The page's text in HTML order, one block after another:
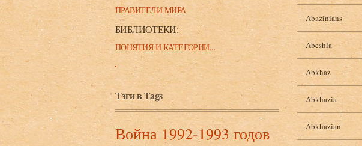
ПРАВИТЕЛИ МИРА
БИБЛИОТЕКИ:
ПОНЯТИЯ И КАТЕГОРИИ...
Тэги в Tags
Война 1992-1993 годов
Abazinians
Abeshla
Abkhaz
Abkhazia
Abkhazian